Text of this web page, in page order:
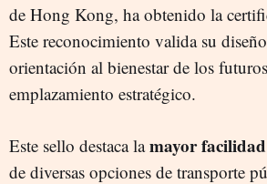
de Hong Kong, ha obtenido la
Este reconocimiento valida su
orientación al bienestar de los
emplazamiento estratégico.
Este sello destaca lamayor facilidad
de diversas opciones de transporte